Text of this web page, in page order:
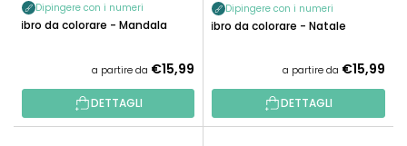
Dipingere con i numeri
Libro da colorare - Mandala
a partire da €15,99
DETTAGLI
Dipingere con i numeri
Libro da colorare - Natale
a partire da €15,99
DETTAGLI